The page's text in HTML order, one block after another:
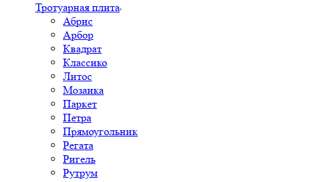
Тротуарная плита
Абрис
Арбор
Квадрат
Классико
Литос
Мозаика
Паркет
Петра
Прямоугольник
Регата
Ригель
Рутрум